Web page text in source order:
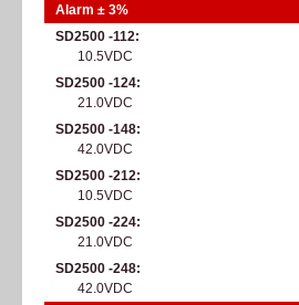
Alarm ± 3%
SD2500 -112
10.5VDC
SD2500 -124
21.0VDC
SD2500 -148
42.0VDC
SD2500 -212
10.5VDC
SD2500 -224
21.0VDC
SD2500 -248
42.0VDC